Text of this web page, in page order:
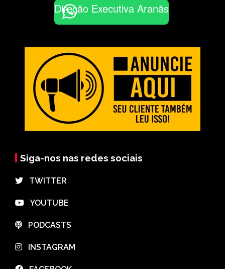
Direção Executiva Aranãs
Siga-nos nas redes sociais
⠀TWITTER
⠀YOUTUBE
⠀PODCASTS
⠀INSTAGRAM